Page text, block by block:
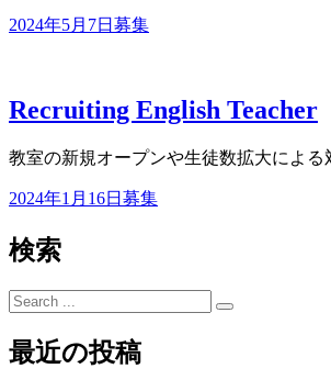
2024年5月7日 募集
Recruiting English Teacher
教室の新規オープンや生徒数拡大によ
2024年1月16日 募集
検索
Search
for:
最近の投稿